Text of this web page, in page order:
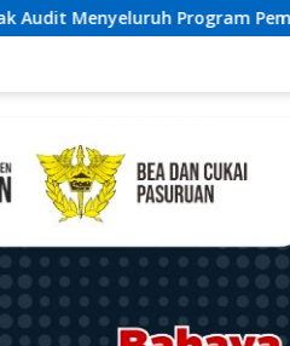
Pertanian Bireuen,